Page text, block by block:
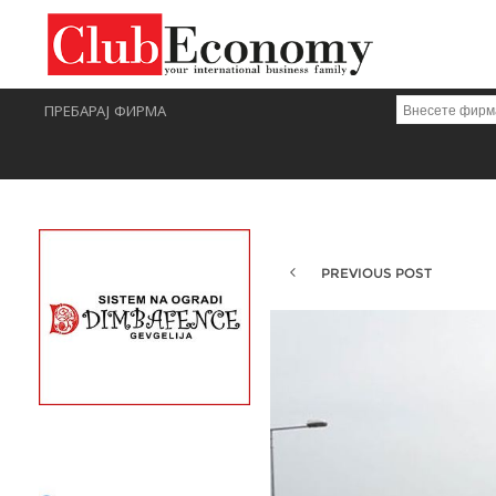
ПРЕБАРАЈ ФИРМА
PREVIOUS POST